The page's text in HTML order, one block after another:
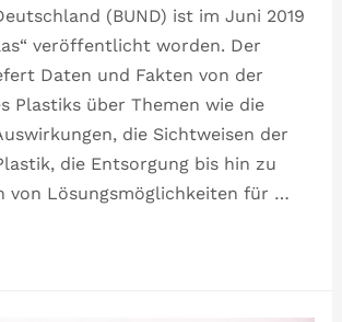
(BUND) ist im Juni 2019
veröffentlicht worden. Der
Daten und Fakten von der
Plastiks über Themen wie die
die Sichtweisen der
die Entsorgung bis hin zu
von Lösungsmöglichkeiten für …